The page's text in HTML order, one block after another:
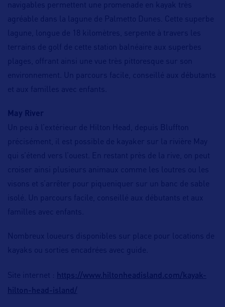
navigables permettent une promenade en kayak très
agréable dans la lagune de Palmetto Dunes. Cette superbe
lagune, longue de 18 kilomètres, serpente à travers les
terrains de golf de cette station balnéaire aux superbes
plages, offrant ainsi une vue très pittoresque sur son
environnement. Un parcours facile, conseillé aux débutants
et aux familles avec enfants.
May River
Un peu à l’extérieur de Hilton Head, depuis Bluffton
précisément, il est possible de kayaker sur la rivière May
qui s’étend vers l’ouest. En restant près de la rive, on peut
croiser ainsi plusieurs animaux comme les loutres ou les
visons et s’arrêter pour piqueniquer sur un banc de sable
isolé. Un parcours facile, conseillé aux débutants et aux
familles avec enfants.
Nombreux loueurs disponibles sur place pour locations de
kayaks ou sorties encadrées avec guide.
Site internet : https://www.hiltonheadisland.com/kayak-
hilton-head-island/